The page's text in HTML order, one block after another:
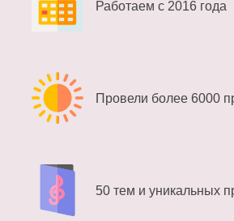
Работаем с 2016 года
Провели более 6000
50 тем и уникальных